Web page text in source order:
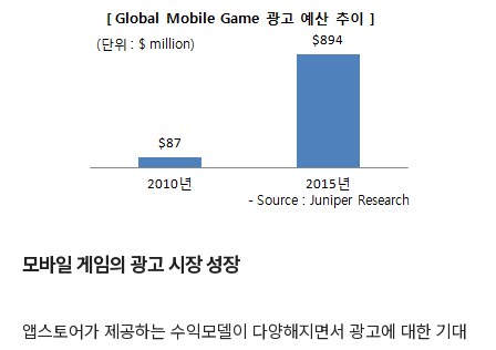
모바일 게임의 광고 시장 성장
앱스토어가 제공하는 수익모델이 다양해지면서 광고에 대한 기대